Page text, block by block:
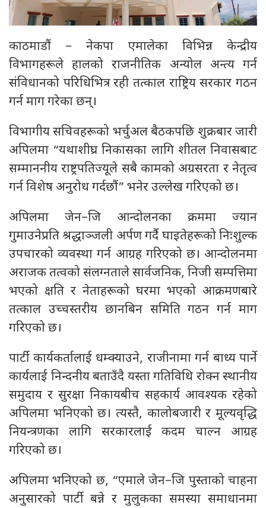
काठमाडौं – नेकपा एमालेका विभिन्न केन्द्रीय
विभागहरूले हालको राजनीतिक अन्योल अन्त्य गर्न
संविधानको परिधिभित्र रही तत्काल राष्ट्रिय सरकार गठन
गर्न माग गरेका छन्।
विभागीय सचिवहरूको भर्चुअल बैठकपछि शुक्रबार जारी
अपिलमा “यथाशीघ्र निकासका लागि शीतल निवासबाट
सम्माननीय राष्ट्रपतिज्यूले सबै कामको अग्रसरता र नेतृत्व
गर्न विशेष अनुरोध गर्दछौं” भनेर उल्लेख गरिएको छ।
अपिलमा जेन–जि आन्दोलनका क्रममा ज्यान
गुमाउनेप्रति श्रद्धाञ्जली अर्पण गर्दै घाइतेहरूको निःशुल्क
उपचारको व्यवस्था गर्न आग्रह गरिएको छ। आन्दोलनमा
अराजक तत्वको संलग्नताले सार्वजनिक, निजी सम्पत्तिमा
भएको क्षति र नेताहरूको घरमा भएको आक्रमणबारे
तत्काल उच्चस्तरीय छानबिन समिति गठन गर्न माग
गरिएको छ।
पार्टी कार्यकर्तालाई धम्क्याउने, राजीनामा गर्न बाध्य पार्ने
कार्यलाई निन्दनीय बताउँदै यस्ता गतिविधि रोक्न स्थानीय
समुदाय र सुरक्षा निकायबीच सहकार्य आवश्यक रहेको
अपिलमा भनिएको छ। त्यस्तै, कालोबजारी र मूल्यवृद्धि
नियन्त्रणका लागि सरकारलाई कदम चाल्न आग्रह
गरिएको छ।
अपिलमा भनिएको छ, “एमाले जेन–जि पुस्ताको चाहना
अनुसारको पार्टी बन्ने र मुलुकका समस्या समाधानमा